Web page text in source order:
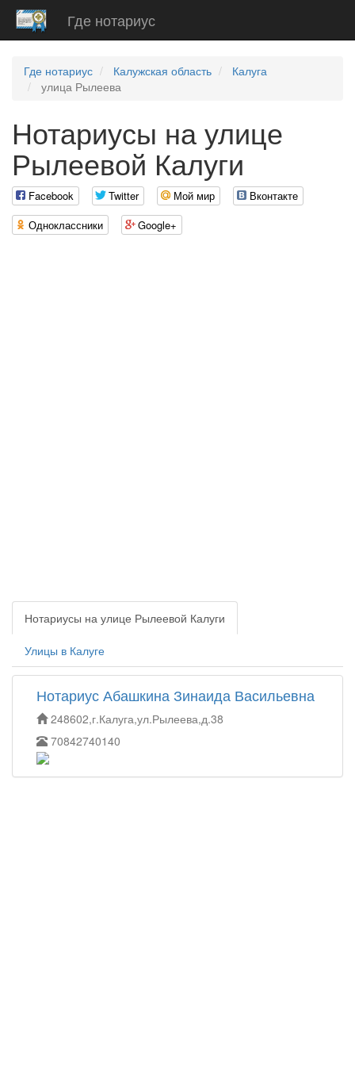
Где нотариус
Где нотариус Калужская область
Калуга
улица Рылеева
Нотариусы на улице
Рылеевой Калуги
Facebook Twitter Мой мир
Вконтакте
Одноклассники
Google+
Нотариусы на улице Рылеевой Калуги
Улицы в Калуге
Нотариус Абашкина Зинаида Васильевна
248602,г.Калуга,ул.Рылеева,д.38
70842740140